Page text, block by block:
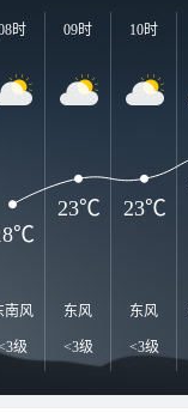
时
南风
级
09时
东风
<3级
10时
东风
<3级
23℃ 23℃